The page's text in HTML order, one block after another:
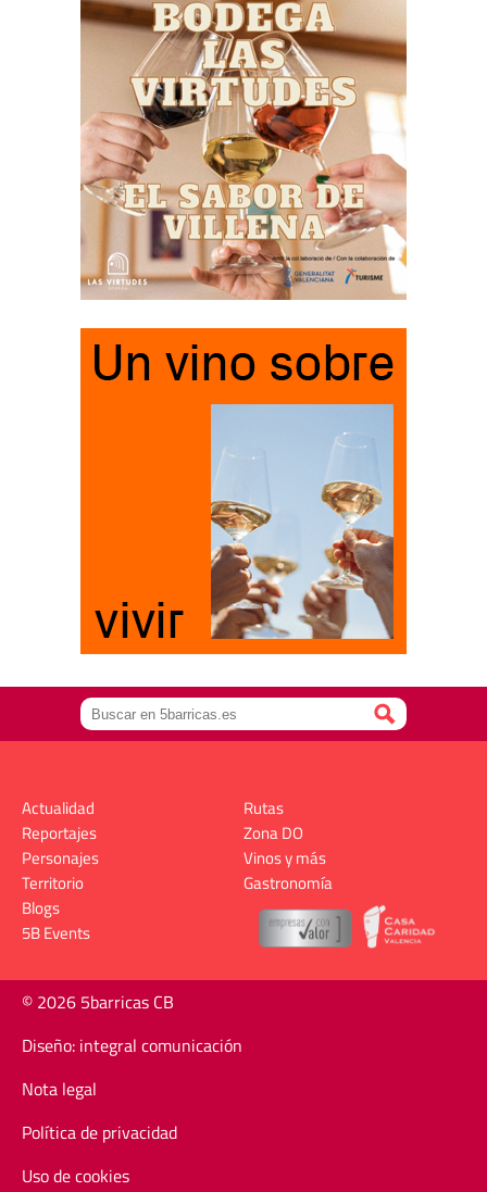
Actualidad
Reportajes
Personajes
Territorio
Rutas
Zona DO
Vinos y más
Gastronomía
Blogs
5B Events
© 2026 5barricas CB
Diseño: integral comunicación
Nota legal
Política de privacidad
Uso de cookies